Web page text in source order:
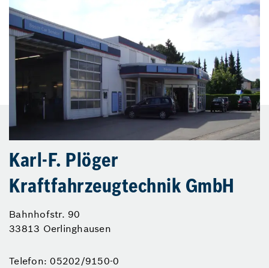
Karl-F. Plöger
Kraftfahrzeugtechnik GmbH
Bahnhofstr. 90
33813 Oerlinghausen
Telefon: 05202/9150-0